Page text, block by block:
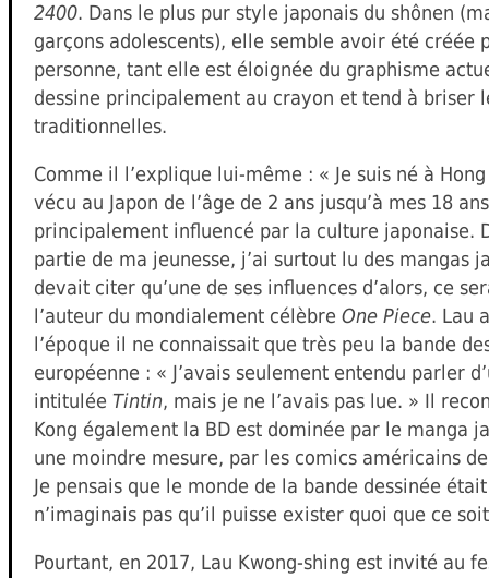
2400. Dans le plus pur style japonais du shônen
garçons adolescents), elle semble avoir été créée
personne, tant elle est éloignée du graphisme
dessine principalement au crayon et tend à briser
traditionnelles.
Comme il l’explique lui-même : « Je suis né à
vécu au Japon de l’âge de 2 ans jusqu’à mes 18
principalement influencé par la culture japonaise.
partie de ma jeunesse, j’ai surtout lu des mangas
devait citer qu’une de ses influences d’alors, ce
l’auteur du mondialement célèbre One Piece. Lau
l’époque il ne connaissait que très peu la bande
européenne : « J’avais seulement entendu parler
intitulée Tintin, mais je ne l’avais pas lue. » Il
Kong également la BD est dominée par le manga
une moindre mesure, par les comics américains
Je pensais que le monde de la bande dessinée
n’imaginais pas qu’il puisse exister quoi que ce
Pourtant, en 2017, Lau Kwong-shing est invité au